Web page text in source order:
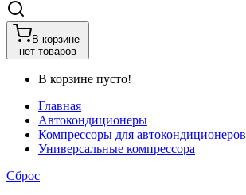
В корзине
нет товаров
В корзине пусто!
Главная
Автокондиционеры
Компрессоры для автокондиционеров
Универсальные компрессора
Сброс